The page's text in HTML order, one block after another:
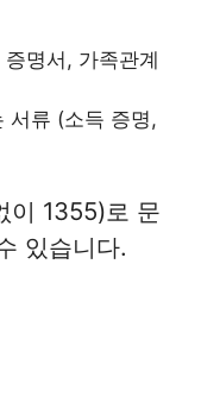
명서, 가족관계
서류 (소득 증명,
이 1355)로 문
있습니다.